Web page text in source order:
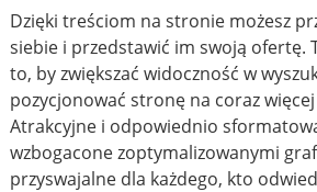
Dzięki treściom na stronie możesz
siebie i przedstawić im swoją ofertę.
to, by zwiększać widoczność w
pozycjonować stronę na coraz więcej
Atrakcyjne i odpowiednio
wzbogacone zoptymalizowanymi
przyswajalne dla każdego, kto